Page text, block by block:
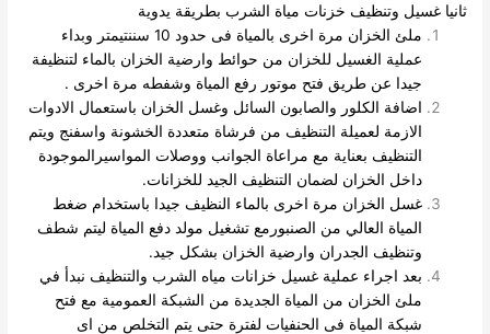
ثانيا غسيل وتنظيف خزنات مياة الشرب بطريقة يدوية
ملئ الخزان مرة اخرى بالمياة فى حدود 10 سننتيمتر وبداء
عملية الغسيل للخزان من حوائط وارضية الخزان بالماء لتنظيفة
جيدا عن طريق فتح موتور رفع المياة وشفطه مرة اخرى .
اضافة الكلور والصابون السائل وغسل الخزان باستعمال الادوات
الازمة لعميلة التنظيف من فرشاة متعددة الخشونة واسفنج ويتم
التنظيف بعناية مع مراعاة الجوانب ووصلات المواسيرالموجودة
داخل الخزان لضمان التنظيف الجيد للخزانات.
غسل الخزان مرة اخرى بالماء النظيف جيدا باستخدام ضغط
المياة العالي من الصنبورمع تشغيل مولد دفع المياة ليتم شطف
وتنظيف الجدران وارضية الخزان بشكل جيد.
بعد اجراء عملية غسيل خزانات مياه الشرب والتنظيف نبدأ في
ملئ الخزان من المياة الجديدة من الشبكة العمومية مع فتح
شبكة المياة فى الحنفيات لفترة حتى يتم التخلص من اى